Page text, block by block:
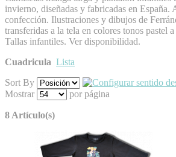
invierno, diseñadas y fabricadas en España.
confección. Ilustraciones y dibujos de
transferidas a la tela en colores tonos pastel
Tallas infantiles. Ver disponibilidad.
Cuadricula Lista
Sort By
Mostrar
por página
8 Artículo(s)